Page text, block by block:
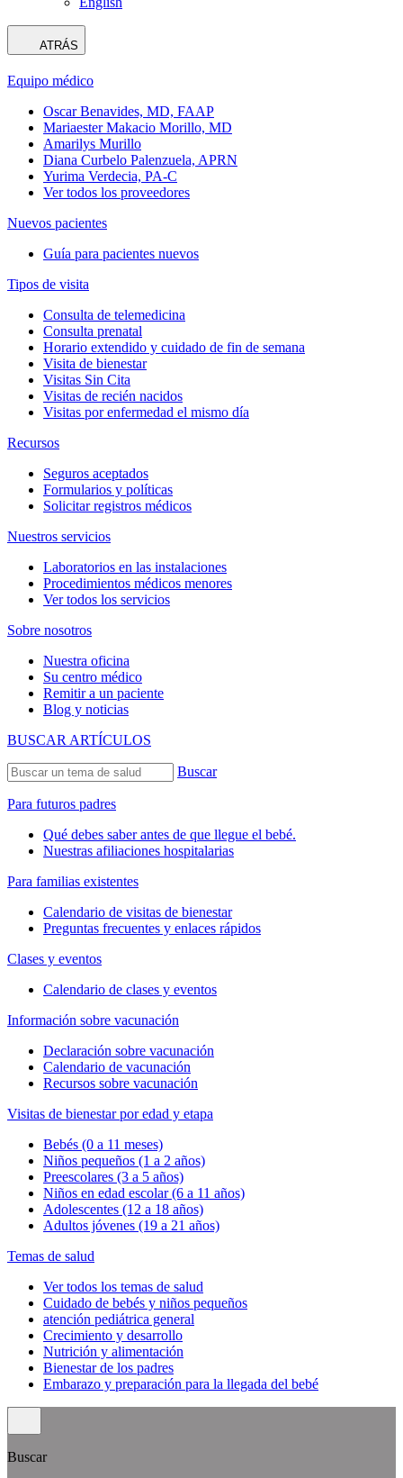
ATRÁS
Equipo médico
Oscar Benavides, MD, FAAP
Mariaester Makacio Morillo, MD
Amarilys Murillo
Diana Curbelo Palenzuela, APRN
Yurima Verdecia, PA-C
Ver todos los proveedores
Nuevos pacientes
Guía para pacientes nuevos
Tipos de visita
Consulta de telemedicina
Consulta prenatal
Horario extendido y cuidado de fin de semana
Visita de bienestar
Visitas Sin Cita
Visitas de recién nacidos
Visitas por enfermedad el mismo día
Recursos
Seguros aceptados
Formularios y políticas
Solicitar registros médicos
Nuestros servicios
Laboratorios en las instalaciones
Procedimientos médicos menores
Ver todos los servicios
Sobre nosotros
Nuestra oficina
Su centro médico
Remitir a un paciente
Blog y noticias
BUSCAR ARTÍCULOS
Buscar
Para futuros padres
Qué debes saber antes de que llegue el bebé.
Nuestras afiliaciones hospitalarias
Para familias existentes
Calendario de visitas de bienestar
Preguntas frecuentes y enlaces rápidos
Clases y eventos
Calendario de clases y eventos
Información sobre vacunación
Declaración sobre vacunación
Calendario de vacunación
Recursos sobre vacunación
Visitas de bienestar por edad y etapa
Bebés (0 a 11 meses)
Niños pequeños (1 a 2 años)
Preescolares (3 a 5 años)
Niños en edad escolar (6 a 11 años)
Adolescentes (12 a 18 años)
Adultos jóvenes (19 a 21 años)
Temas de salud
Ver todos los temas de salud
Cuidado de bebés y niños pequeños
atención pediátrica general
Crecimiento y desarrollo
Nutrición y alimentación
Bienestar de los padres
Embarazo y preparación para la llegada del bebé
Buscar